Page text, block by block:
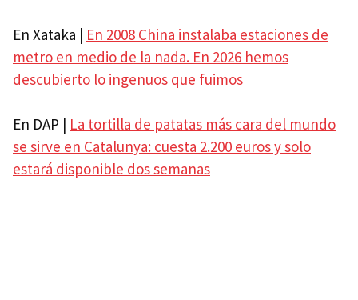
En Xataka | En 2008 China instalaba estaciones de
metro en medio de la nada. En 2026 hemos
descubierto lo ingenuos que fuimos
En DAP | La tortilla de patatas más cara del mundo
se sirve en Catalunya: cuesta 2.200 euros y solo
estará disponible dos semanas